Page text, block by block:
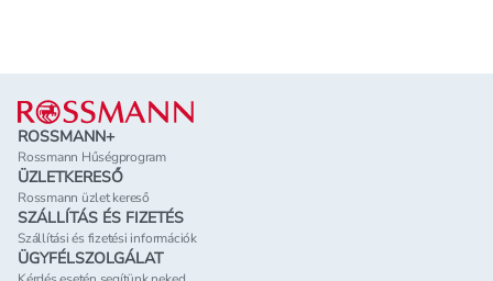
Lábléc
ROSSMANN+
Rossmann Hűségprogram
ÜZLETKERESŐ
Rossmann üzlet kereső
SZÁLLÍTÁS ÉS FIZETÉS
Szállítási és fizetési információk
ÜGYFÉLSZOLGÁLAT